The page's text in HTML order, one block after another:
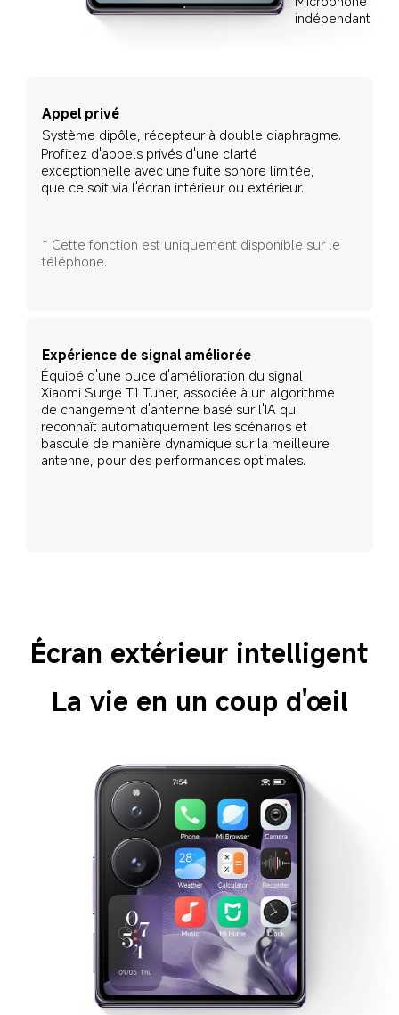
indépendant
Appel privé
Profitez d'appels privés d'une clarté
exceptionnelle avec une fuite sonore limitée,
que ce soit via l'écran intérieur ou extérieur.
* Cette fonction est uniquement disponible sur le
téléphone.
Expérience de signal améliorée
Équipé d'une puce d'amélioration du signal
Xiaomi Surge T1 Tuner, associée à un algorithme
de changement d'antenne basé sur l'IA qui
reconnaît automatiquement les scénarios et
bascule de manière dynamique sur la meilleure
antenne, pour des performances optimales.
Écran extérieur intelligent
La vie en un coup d'œil